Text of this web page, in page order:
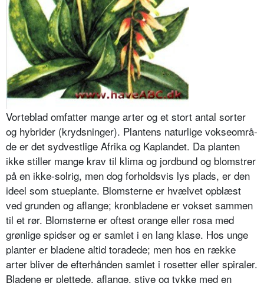
Vorteblad omfatter mange arter og et stort antal sorter
og hybrider (kryds­ninger). Plantens naturlige vokseområ­
de er det sydvestlige Afrika og Kaplan­det. Da planten
ikke stiller mange krav til klima og jordbund og blomstrer
på en ikke-solrig, men dog forholdsvis lys plads, er den
ideel som stueplante. Blomsterne er hvælvet opblæst
ved grunden og aflange; kronbladene er vokset sammen
til et rør. Blomsterne er oftest orange eller rosa med
grønlige spidser og er samlet i en lang klase. Hos unge
planter er bladene altid tora­dede; men hos en række
arter bliver de efterhånden samlet i rosetter eller spi­raler.
Bladene er plettede, aflange, stive og tykke med en